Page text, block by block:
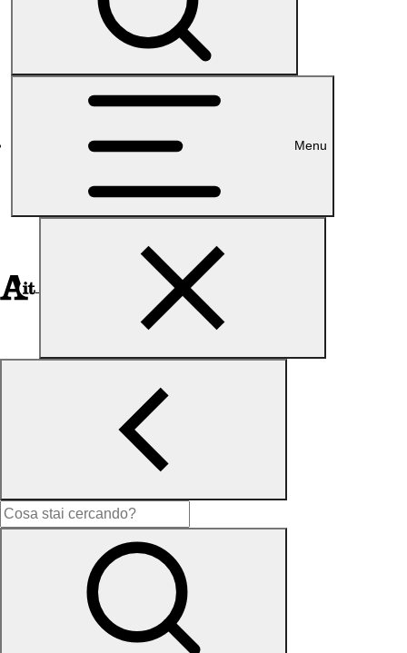
Menu